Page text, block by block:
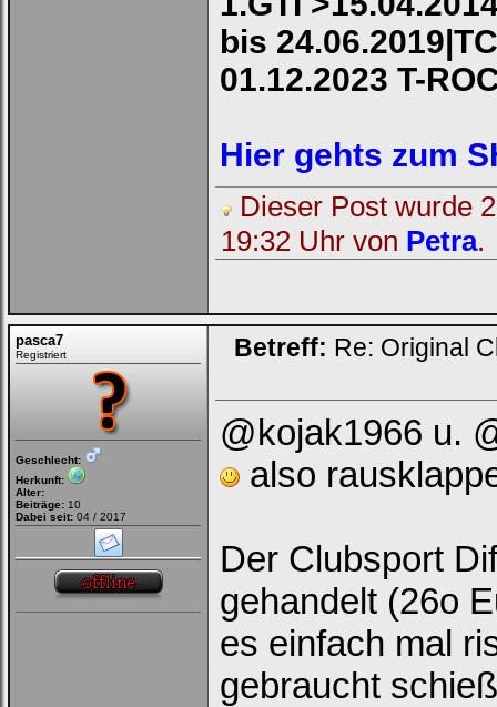
bis
01.12.2023 T-
Hier gehts zum
Dieser Post wurde
19:32 Uhr von Petra.
pasca7
Registriert
Geschlecht:
Herkunft:
Alter:
Beiträge: 10
Dabei seit: 04 / 2017
Betreff: Re: Original
@kojak1966 u.
also
Der Clubsport
gehandelt (26o
es einfach mal
gebraucht